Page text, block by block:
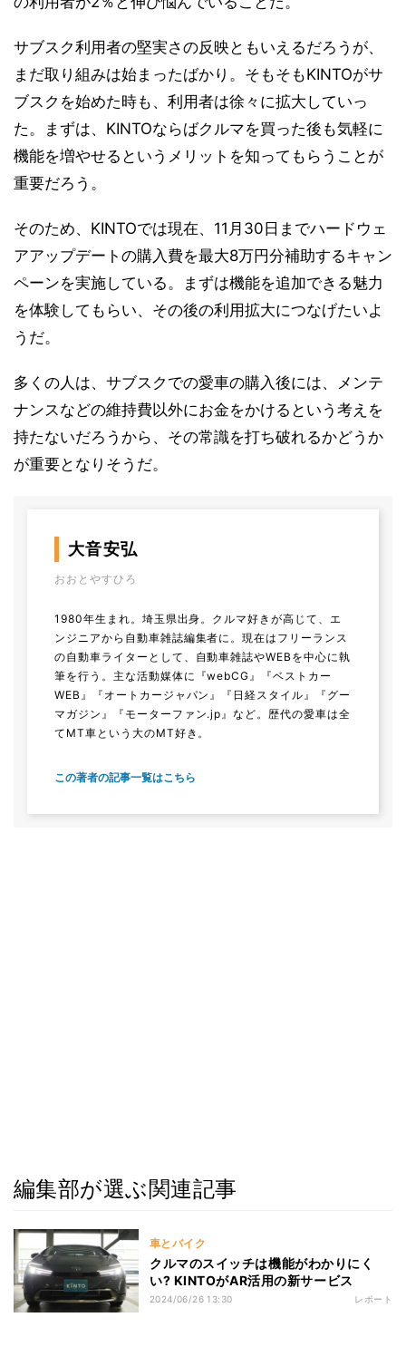
サブスク利用者の堅実さの反映ともいえるだろうが、
まだ取り組みは始まったばかり。そもそもKINTOがサ
ブスクを始めた時も、利用者は徐々に拡大していっ
た。まずは、KINTOならばクルマを買った後も気軽に
機能を増やせるというメリットを知ってもらうことが
重要だろう。
そのため、KINTOでは現在、11月30日までハードウェ
アアップデートの購入費を最大8万円分補助するキャン
ペーンを実施している。まずは機能を追加できる魅力
を体験してもらい、その後の利用拡大につなげたいよ
うだ。
多くの人は、サブスクでの愛車の購入後には、メンテ
ナンスなどの維持費以外にお金をかけるという考えを
持たないだろうから、その常識を打ち破れるかどうか
が重要となりそうだ。
大音安弘
おおとやすひろ
1980年生まれ。埼玉県出身。クルマ好きが高じて、エ
ンジニアから自動車雑誌編集者に。現在はフリーランス
の自動車ライターとして、自動車雑誌やWEBを中心に執
筆を行う。主な活動媒体に『webCG』『ベストカー
WEB』『オートカージャパン』『日経スタイル』『グー
マガジン』『モーターファン.jp』など。歴代の愛車は全
てMT車という大のMT好き。
この著者の記事一覧はこちら
編集部が選ぶ関連記事
車とバイク
クルマのスイッチは機能がわかりにく
い? KINTOがAR活用の新サービス
2024/06/26 13:30 レポート